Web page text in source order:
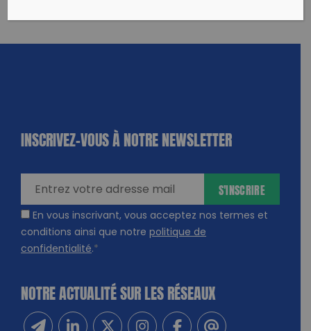
INSCRIVEZ-VOUS À NOTRE NEWSLETTER
En vous inscrivant, vous acceptez nos termes et
conditions ainsi que notre politique de
confidentialité.*
S'INSCRIRE
NOTRE ACTUALITÉ SUR LES RÉSEAUX